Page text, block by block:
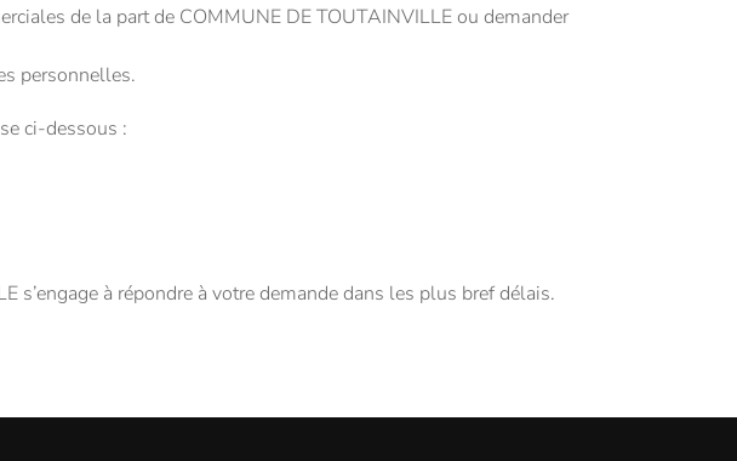
de la part de COMMUNE DE TOUTAINVILLE ou demander
personnelles.
ci-dessous :
s’engage à répondre à votre demande dans les plus bref délais.